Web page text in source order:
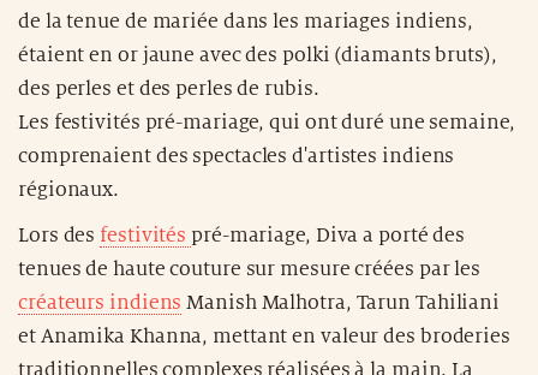
de la tenue de mariée dans les mariages indiens,
étaient en or jaune avec des polki (diamants bruts),
des perles et des perles de rubis.
Les festivités pré-mariage, qui ont duré une semaine,
comprenaient des spectacles d'artistes indiens
régionaux.
Lors des festivités pré-mariage, Diva a porté des
tenues de haute couture sur mesure créées par les
créateurs indiens Manish Malhotra, Tarun Tahiliani
et Anamika Khanna, mettant en valeur des broderies
traditionnelles complexes réalisées à la main. La